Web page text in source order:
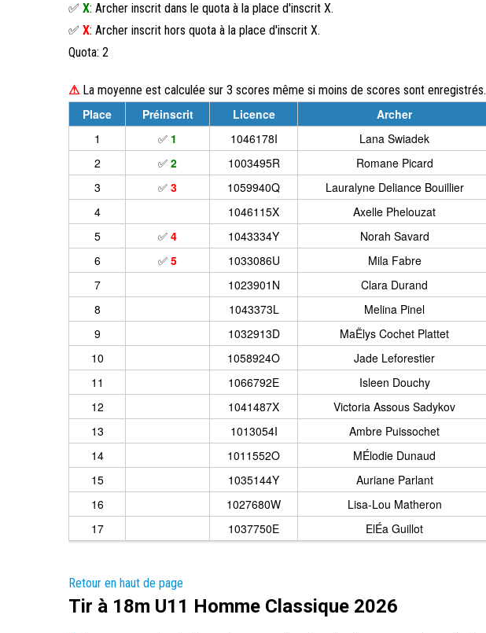
✅ X: Archer inscrit dans le quota à la place d'inscrit X.
✅ X: Archer inscrit hors quota à la place d'inscrit X.
Quota: 2
⚠La moyenne est calculée sur 3 scores même si moins de scores sont enregistrés.
Place Préinscrit Licence Archer
1
✅ 1 1046178I Lana Swiadek
2
✅ 2 1003495R Romane Picard
3
✅ 3 1059940Q Lauralyne Deliance Bouillier
4
1046115X Axelle Phelouzat
5
✅ 4 1043334Y Norah Savard
6
✅ 5 1033086U Mila Fabre
7
1023901N Clara Durand
8
1043373L Melina Pinel
9
1032913D MaËlys Cochet Plattet
10
1058924O Jade Leforestier
11
1066792E Isleen Douchy
12
1041487X Victoria Assous Sadykov
13
1013054I Ambre Puissochet
14
1011552O MÉlodie Dunaud
15
1035144Y Auriane Parlant
16
1027680W Lisa-Lou Matheron
17
1037750E ElÉa Guillot
Retour en haut de page
Tir à 18m U11 Homme Classique 2026